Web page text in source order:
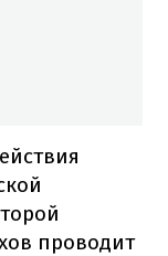
проводит